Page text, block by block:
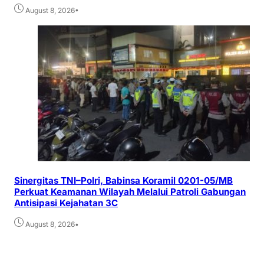
August 8, 2026•
Sinergitas TNI–Polri, Babinsa Koramil 0201-05/MB
Perkuat Keamanan Wilayah Melalui Patroli Gabungan
Antisipasi Kejahatan 3C
August 8, 2026•